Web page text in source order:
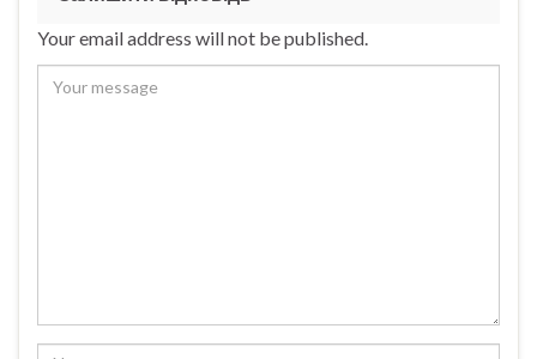
Your email address will not be published.